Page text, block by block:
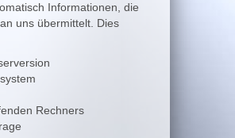
Informationen, die
uns übermittelt. Dies
Rechners